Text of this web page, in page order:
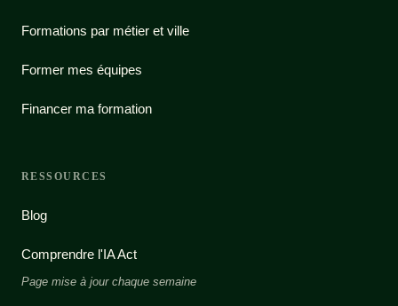
Formations par métier et ville
Former mes équipes
Financer ma formation
RESSOURCES
Blog
Comprendre l'IA Act
Page mise à jour chaque semaine